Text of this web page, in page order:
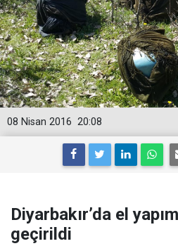
20:08
08 Nisan 2016
Diyarbakır’da el
geçirildi